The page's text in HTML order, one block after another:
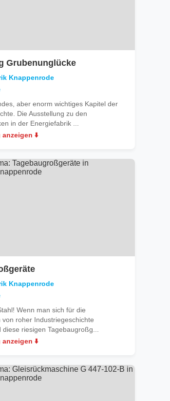
Grubenunglückein
Knappenrode
aber enorm wichtiges Kapitel der
Die Ausstellung zu den
in der Energiefabrik ...
anzeigen ⬇️
in
Energiefabrik
Knappenrode
Wenn man sich für die
von roher Industriegeschichte
riesigen Tagebaugroßg...
anzeigen ⬇️